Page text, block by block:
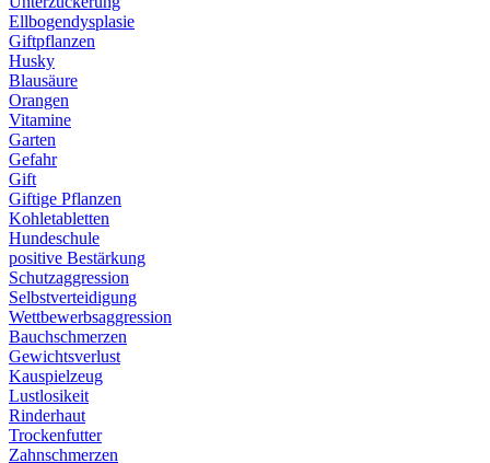
Ellbogendysplasie
Giftpflanzen
Husky
Blausäure
Orangen
Vitamine
Garten
Gefahr
Gift
Giftige Pflanzen
Kohletabletten
Hundeschule
positive Bestärkung
Schutzaggression
Selbstverteidigung
Wettbewerbsaggression
Bauchschmerzen
Gewichtsverlust
Kauspielzeug
Lustlosikeit
Rinderhaut
Trockenfutter
Zahnschmerzen